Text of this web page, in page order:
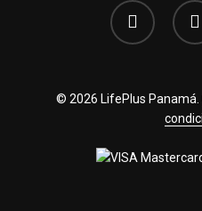
facebook
© 2026 LifePlus Panamá.